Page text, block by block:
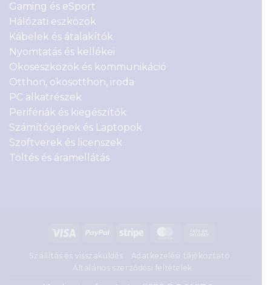
Gaming és eSport
Hálózati eszközök
Kábelek és átalakítók
Nyomtatás és kellékei
Okoseszközök és kommunikáció
Otthon, okosotthon, iroda
PC alkatrészek
Perifériák és kiegészítők
Számítógépek és Laptopok
Szoftverek és licenszek
Töltés és áramellátás
Visa PayPal Stripe MasterCard
Delivery
Szállítás és visszaküldés
Adatkezelési tájékoztató
Általános szerződési feltételek